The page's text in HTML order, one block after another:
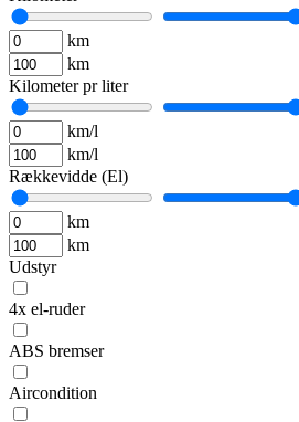
km
km
Kilometer pr liter
km/l
km/l
Rækkevidde (El)
km
km
Udstyr
4x el-ruder
ABS bremser
Aircondition